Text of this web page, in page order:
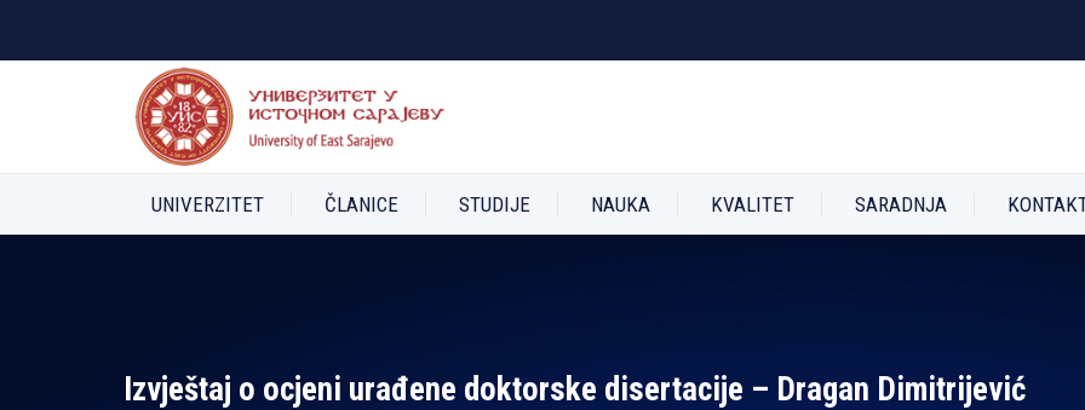
UNIVERZITET ČLANICE STUDIJE NAUKA KVALITET SARADNJA
Izvještaj o ocjeni urađene doktorske disertacije – Dragan Dimitrijević